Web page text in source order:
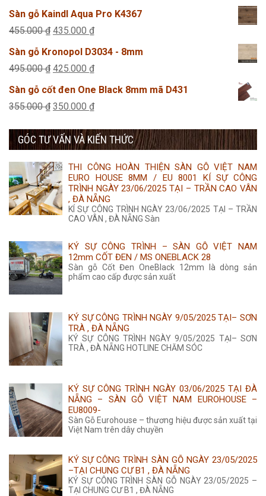
285.000 ₫.
gốc
là:
hiện
tại
350.000 ₫.
Sàn gỗ Kaindl Aqua Pro K4367
455.000₫ Giá
là:
435.000 ₫Giá
hiện
tại
435.000 ₫.
Sàn gỗ Kronopol D3034 - 8mm
495.000₫ Giá
gốc
là:
425.000 ₫Giá
hiện
tại
425.000 ₫.
Sàn gỗ cốt đen One Black 8mm mã D431
355.000₫ Giá
là:
350.000 ₫Giá
tại
350.000 ₫.
GÓC TƯ VẤN VÀ KIẾN THỨC
THI CÔNG HOÀN THIỆN SÀN GỖ VIỆT NAM
EURO HOUSE 8MM / EU 8001 KÍ SỰ CÔNG
TRÌNH NGÀY 23/06/2025 TẠI – TRẦN CAO VÂN
, ĐÀ NẴNG
KÍ SỰ CÔNG TRÌNH NGÀY 23/06/2025 TẠI – TRẦN
CAO VÂN , ĐÀ NẴNG Sàn
KÝ SỰ CÔNG TRÌNH – SÀN GỖ VIỆT NAM
12mm CỐT ĐEN / MS ONEBLACK 28
Sàn gỗ Cốt Đen OneBlack 12mm là dòng sản
phẩm cao cấp được sản xuất
KÝ SỰ CÔNG TRÌNH NGÀY 9/05/2025 TẠI– SƠN
TRÀ , ĐÀ NẴNG
KÝ SỰ CÔNG TRÌNH NGÀY 9/05/2025 TẠI– SƠN
TRÀ , ĐÀ NẴNG HOTLINE CHĂM SÓC
KÝ SỰ CÔNG TRÌNH NGÀY 03/06/2025 TẠI ĐÀ
NẴNG – SÀN GỖ VIỆT NAM EUROHOUSE –
EU8009-
Sàn Gỗ Eurohouse – thương hiệu được sản xuất tại
Việt Nam trên dây chuyền
KÝ SỰ CÔNG TRÌNH SÀN GỖ NGÀY 23/05/2025
–TẠI CHUNG CƯ B1 , ĐÀ NẴNG
KÝ SỰ CÔNG TRÌNH SÀN GỖ NGÀY 23/05/2025 –
TẠI CHUNG CƯ B1 , ĐÀ NẴNG